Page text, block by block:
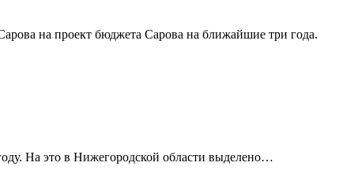
на проект бюджета Сарова на ближайшие три года.
На это в Нижегородской области выделено…